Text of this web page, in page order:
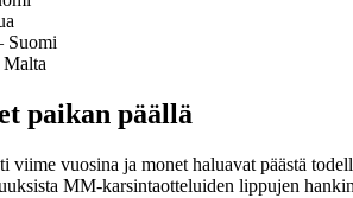
Suomi
paikan päällä
viime vuosina ja monet haluavat päästä
MM-karsintaotteluiden lippujen